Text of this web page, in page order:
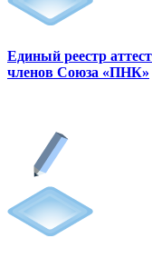
Единый реестр
членов Союза «ПНК»